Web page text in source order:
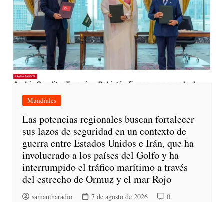
Mundiales
Las potencias regionales buscan fortalecer
sus lazos de seguridad en un contexto de
guerra entre Estados Unidos e Irán, que ha
involucrado a los países del Golfo y ha
interrumpido el tráfico marítimo a través
del estrecho de Ormuz y el mar Rojo
samantharadio 7 de agosto de 2026 0